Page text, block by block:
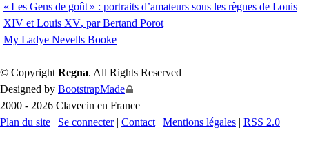
« Les Gens de goût » : portraits d’amateurs sous les règnes de Louis
XIV et Louis XV, par Bertand Porot
My Ladye Nevells Booke
© Copyright Regna. All Rights Reserved
Designed by BootstrapMade
2000 - 2026 Clavecin en France
Plan du site | Se connecter| Contact | Mentions légales | RSS 2.0